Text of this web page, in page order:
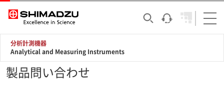
分析計測機器
Analytical and Measuring Instruments
製品問い合わせ